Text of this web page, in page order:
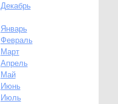
Декабрь
Январь
Февраль
Март
Апрель
Май
Июнь
Июль